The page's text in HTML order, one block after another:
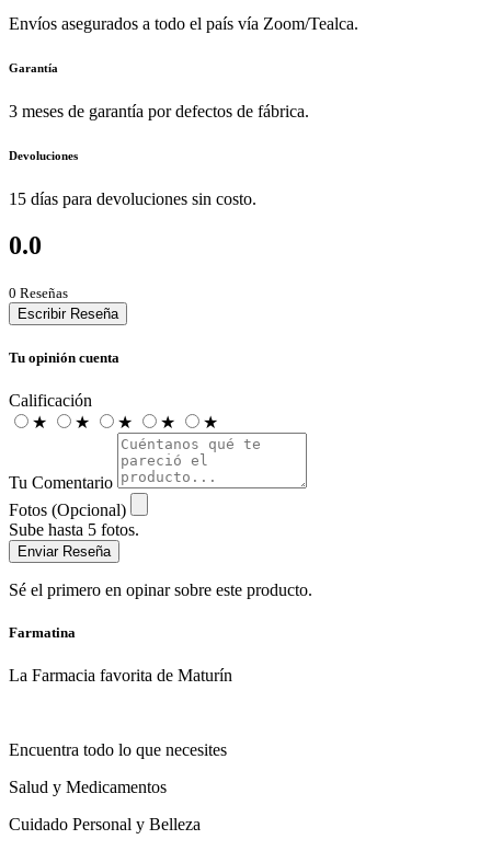
Envíos asegurados a todo el país vía Zoom/Tealca.
Garantía
3 meses de garantía por defectos de fábrica.
Devoluciones
15 días para devoluciones sin costo.
0.0
0 Reseñas
Escribir Reseña
Tu opinión cuenta
Calificación
★
★ ★ ★ ★
Tu Comentario
Fotos (Opcional)
Sube hasta 5 fotos.
Enviar Reseña
Sé el primero en opinar sobre este producto.
Farmatina
La Farmacia favorita de Maturín
Encuentra todo lo que necesites
Salud y Medicamentos
Cuidado Personal y Belleza